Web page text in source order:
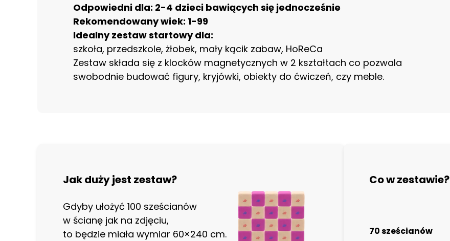
Odpowiedni dla: 2-4 dzieci bawiących się jednocześnie
Rekomendowany wiek: 1-99
Idealny zestaw startowy dla:
szkoła, przedszkole, żłobek, mały kącik zabaw, HoReCa
Zestaw składa się z klocków magnetycznych w 2 kształtach co pozwala
swobodnie budować figury, kryjówki, obiekty do ćwiczeń, czy meble.
Jak duży jest zestaw?
Gdyby ułożyć 100 sześcianów
w ścianę jak na zdjęciu,
to będzie miała wymiar 60×240 cm.
Co w zestawie?
70 sześcianów